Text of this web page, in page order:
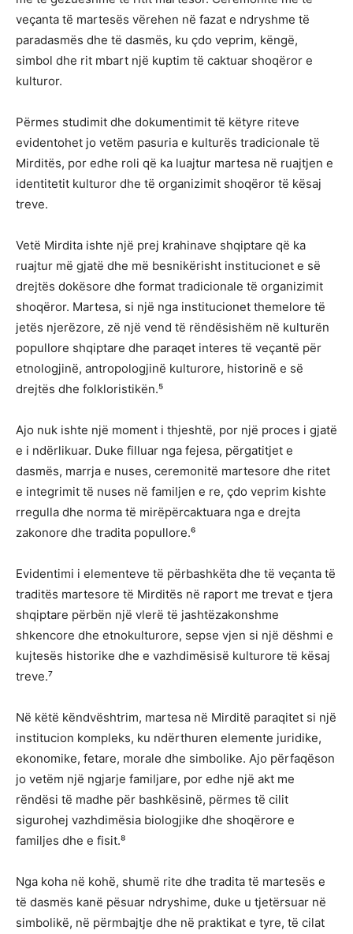
veçanta të martesës vërehen në fazat e ndryshme të
paradasmës dhe të dasmës, ku çdo veprim, këngë,
simbol dhe rit mbart një kuptim të caktuar shoqëror e
kulturor.
Përmes studimit dhe dokumentimit të këtyre riteve
evidentohet jo vetëm pasuria e kulturës tradicionale të
Mirditës, por edhe roli që ka luajtur martesa në ruajtjen e
identitetit kulturor dhe të organizimit shoqëror të kësaj
treve.
Vetë Mirdita ishte një prej krahinave shqiptare që ka
ruajtur më gjatë dhe më besnikërisht institucionet e së
drejtës dokësore dhe format tradicionale të organizimit
shoqëror. Martesa, si një nga institucionet themelore të
jetës njerëzore, zë një vend të rëndësishëm në kulturën
popullore shqiptare dhe paraqet interes të veçantë për
etnologjinë, antropologjinë kulturore, historinë e së
drejtës dhe folkloristikën.⁵
Ajo nuk ishte një moment i thjeshtë, por një proces i gjatë
e i ndërlikuar. Duke filluar nga fejesa, përgatitjet e
dasmës, marrja e nuses, ceremonitë martesore dhe ritet
e integrimit të nuses në familjen e re, çdo veprim kishte
rregulla dhe norma të mirëpërcaktuara nga e drejta
zakonore dhe tradita popullore.⁶
Evidentimi i elementeve të përbashkëta dhe të veçanta të
traditës martesore të Mirditës në raport me trevat e tjera
shqiptare përbën një vlerë të jashtëzakonshme
shkencore dhe etnokulturore, sepse vjen si një dëshmi e
kujtesës historike dhe e vazhdimësisë kulturore të kësaj
treve.⁷
Në këtë këndvështrim, martesa në Mirditë paraqitet si një
institucion kompleks, ku ndërthuren elemente juridike,
ekonomike, fetare, morale dhe simbolike. Ajo përfaqëson
jo vetëm një ngjarje familjare, por edhe një akt me
rëndësi të madhe për bashkësinë, përmes të cilit
sigurohej vazhdimësia biologjike dhe shoqërore e
familjes dhe e fisit.⁸
Nga koha në kohë, shumë rite dhe tradita të martesës e
të dasmës kanë pësuar ndryshime, duke u tjetërsuar në
simbolikë, në përmbajtje dhe në praktikat e tyre, të cilat